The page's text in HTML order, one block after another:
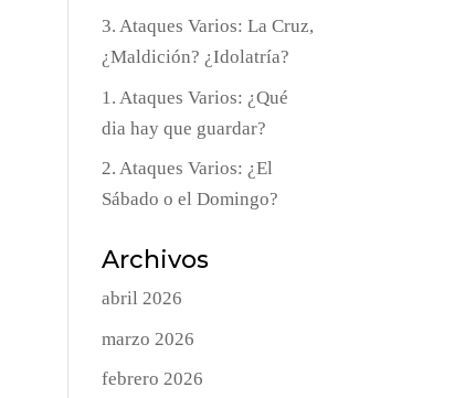
3. Ataques Varios: La Cruz,
¿Maldición? ¿Idolatría?
1. Ataques Varios: ¿Qué
dia hay que guardar?
2. Ataques Varios: ¿El
Sábado o el Domingo?
Archivos
abril 2026
marzo 2026
febrero 2026